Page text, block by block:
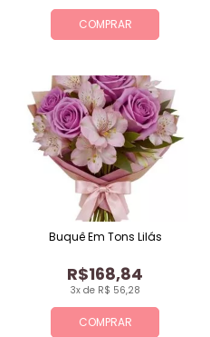
COMPRAR
COMPRAR
3x de R$ 56,28
R$168,84
Buquê Em Tons Lilás